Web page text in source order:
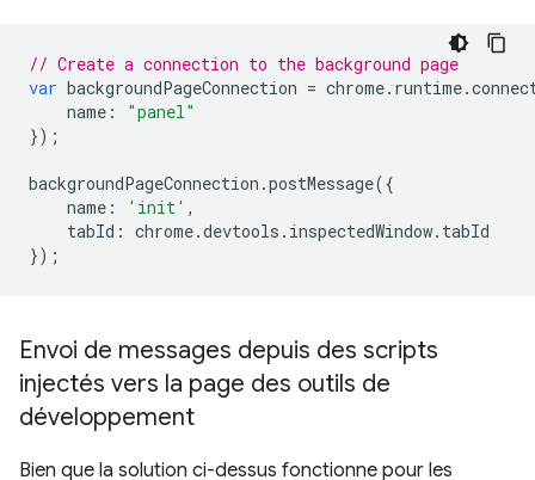
// Create a connection to the background page
var backgroundPageConnection = chrome. runtime.
name :
"panel"
});
backgroundPageConnection .postMessage({
name : 'init' ,
tabId : chrome.devtools . inspectedWindow. tabId
});
Envoi de messages depuis des scripts
injectés vers la page des outils de
développement
Bien que la solution ci-dessus fonctionne pour les